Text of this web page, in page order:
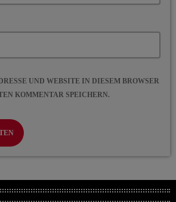
UND WEBSITE IN DIESEM BROWSER
KOMMENTAR SPEICHERN.